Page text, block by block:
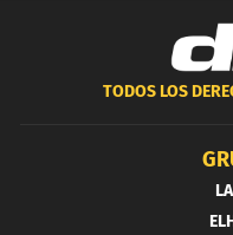
TODOS LOS